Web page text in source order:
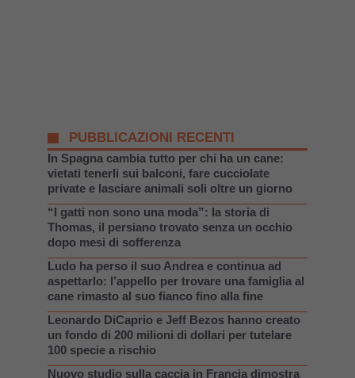
PUBBLICAZIONI RECENTI
In Spagna cambia tutto per chi ha un cane:
vietati tenerli sui balconi, fare cucciolate
private e lasciare animali soli oltre un giorno
“I gatti non sono una moda”: la storia di
Thomas, il persiano trovato senza un occhio
dopo mesi di sofferenza
Ludo ha perso il suo Andrea e continua ad
aspettarlo: l’appello per trovare una famiglia al
cane rimasto al suo fianco fino alla fine
Leonardo DiCaprio e Jeff Bezos hanno creato
un fondo di 200 milioni di dollari per tutelare
100 specie a rischio
Nuovo studio sulla caccia in Francia dimostra